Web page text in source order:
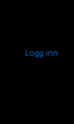
Logg inn